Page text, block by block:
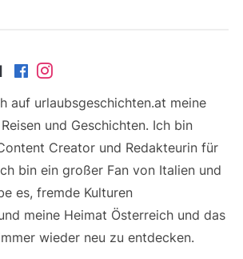
auf urlaubsgeschichten.at meine
und Geschichten. Ich bin
Creator und Redakteurin für
bin ein großer Fan von Italien und
es, fremde Kulturen
meine Heimat Österreich und das
wieder neu zu entdecken.